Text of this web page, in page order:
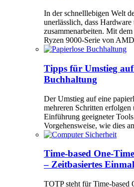
In der schnelllebigen Welt
unerlässlich, dass
zusammenarbeiten. Mit
Ryzen 9000-Serie von
Tipps für Umstieg
Buchhaltung
Der Umstieg auf eine
mehreren Schritten
Einführung geeigneter
Vorgehensweise, wie dies
Time-based One-
– Zeitbasiertes
TOTP steht für Time-based